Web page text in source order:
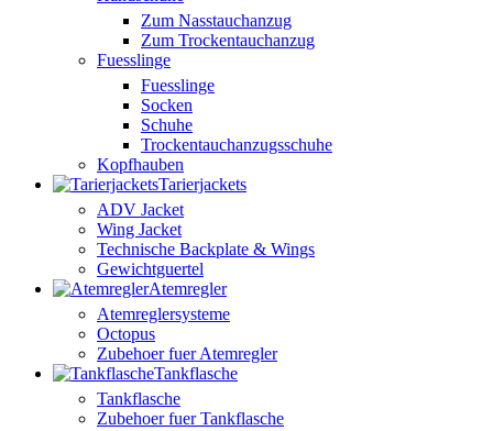
Zum Nasstauchanzug
Zum Trockentauchanzug
Fuesslinge
Fuesslinge
Socken
Schuhe
Trockentauchanzugsschuhe
Kopfhauben
Tarierjackets
ADV Jacket
Wing Jacket
Technische Backplate & Wings
Gewichtguertel
Atemregler
Atemreglersysteme
Octopus
Zubehoer fuer Atemregler
Tankflasche
Tankflasche
Zubehoer fuer Tankflasche